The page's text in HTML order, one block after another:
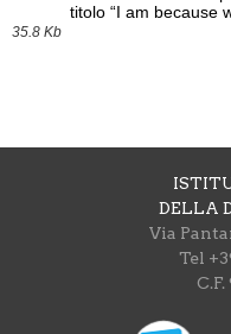
titolo “I am because
35.8 Kb
DELLA
Via
Tel